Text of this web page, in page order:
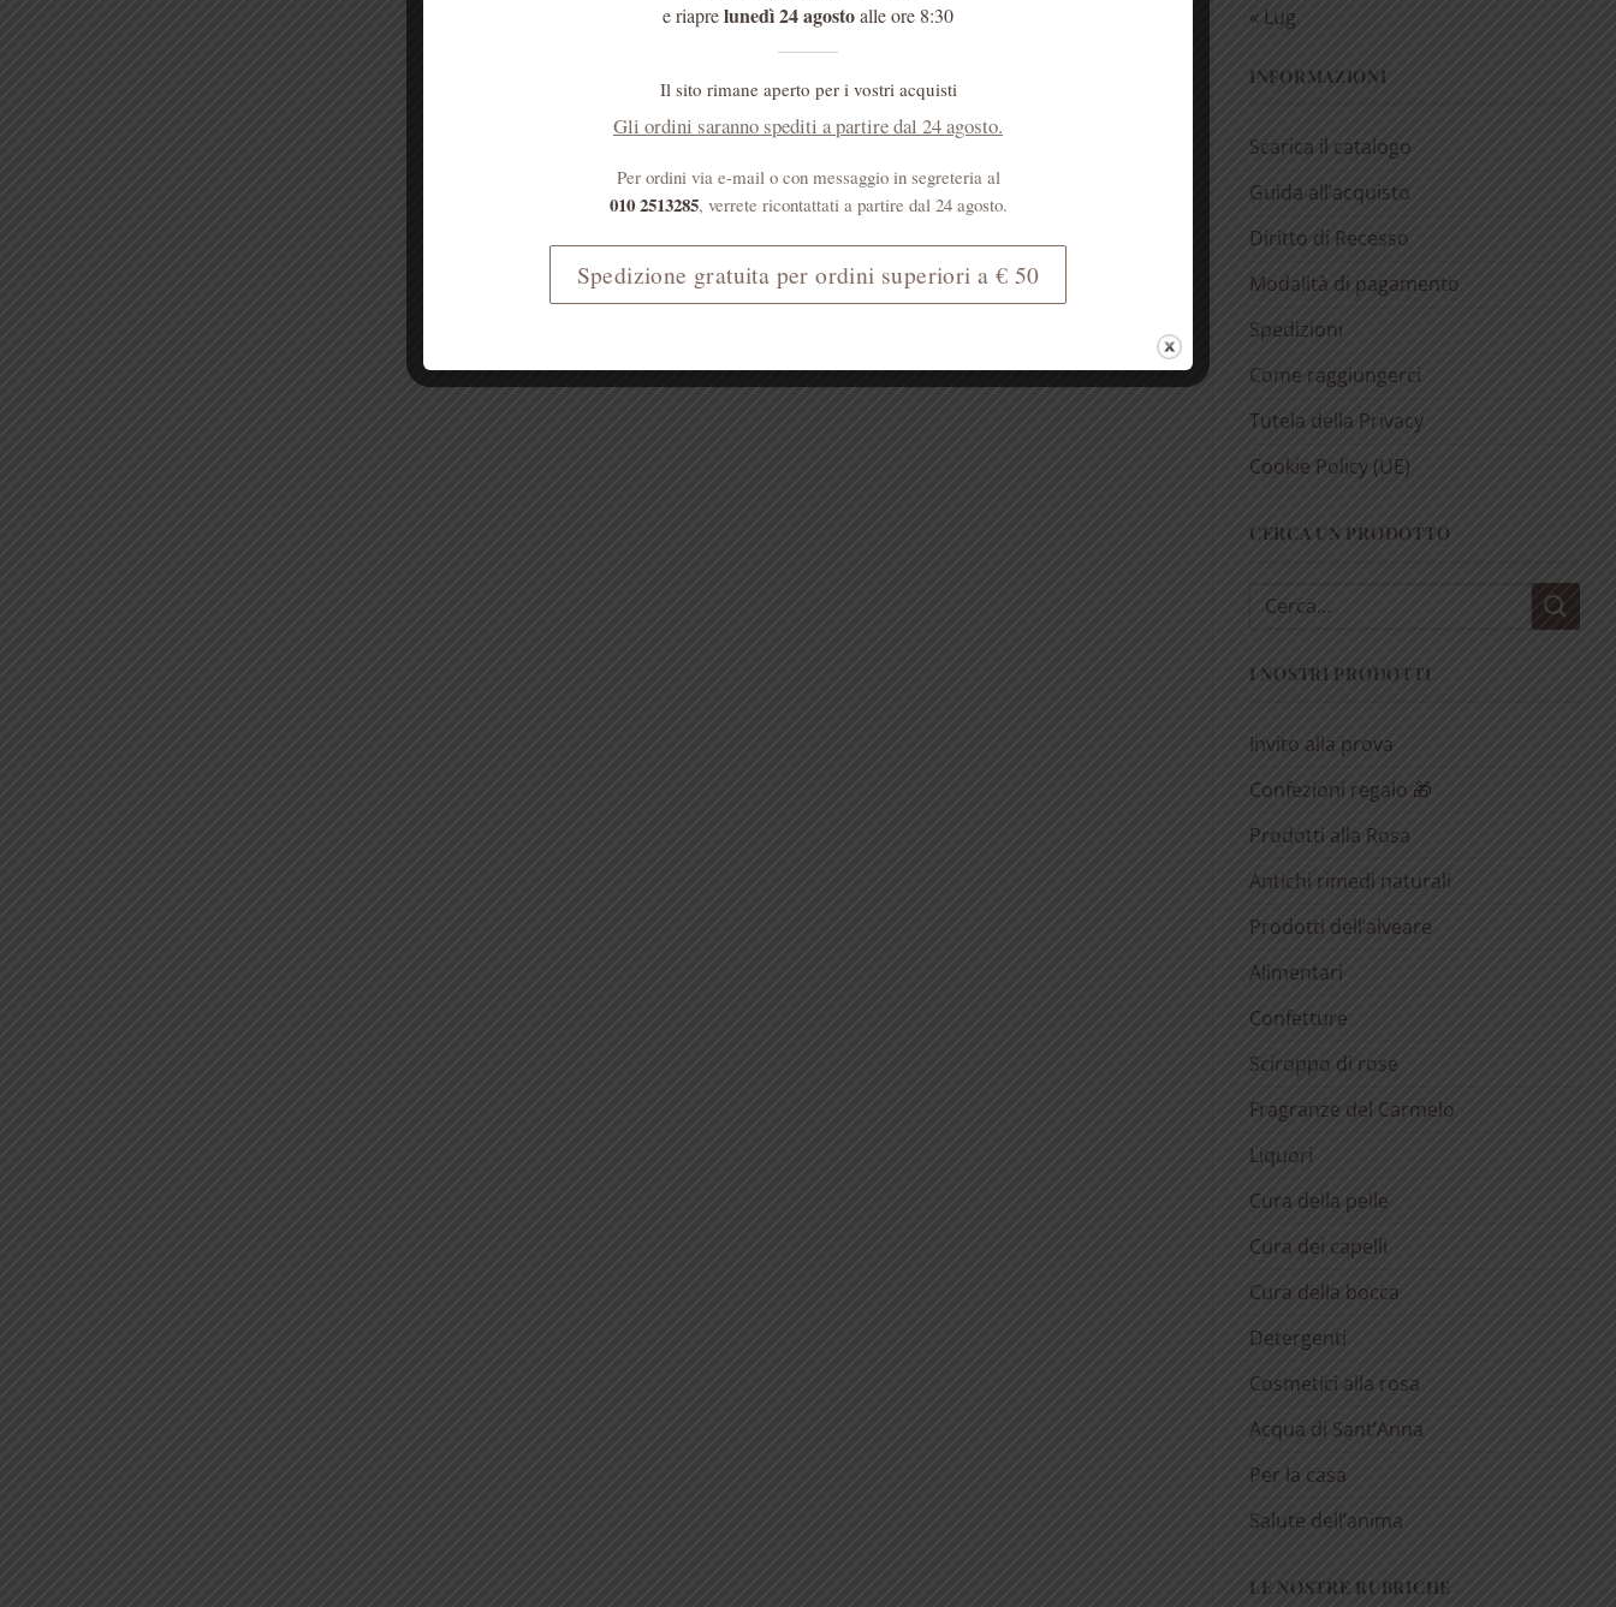
« Lug
INFORMAZIONI
Scarica il catalogo
Guida all’acquisto
Diritto di Recesso
Modalità di pagamento
Spedizioni
Come raggiungerci
Tutela della Privacy
Cookie Policy (UE)
CERCA UN PRODOTTO
Cerca:
I NOSTRI PRODOTTI
Invito alla prova
Confezioni regalo 🎁
Prodotti alla Rosa
Antichi rimedi naturali
Prodotti dell’alveare
Alimentari
Confetture
Sciroppo di rose
Fragranze del Carmelo
Liquori
Cura della pelle
Cura dei capelli
Cura della bocca
Detergenti
Cosmetici alla rosa
Acqua di Sant’Anna
Per la casa
Salute dell’anima
LE NOSTRE RUBRICHE
e riaprelunedì 24 agostoalle ore 8:30
Il sito rimane aperto per i vostri acquisti
Gli ordini saranno spediti a partire dal 24 agosto.
Per ordini via e-mail o con messaggio in segreteria al
010 2513285, verrete ricontattati a partire dal 24 agosto.
Spedizione gratuita per ordini superiori a € 50